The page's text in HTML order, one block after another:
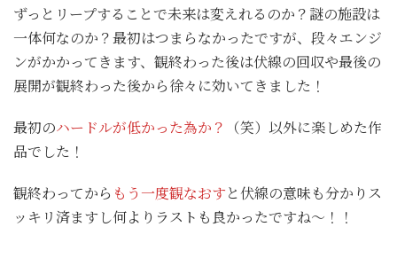
ずっとリープすることで未来は変えれるのか？謎の施設は
一体何なのか？最初はつまらなかったですが、段々エンジ
ンがかかってきます、観終わった後は伏線の回収や最後の
展開が観終わった後から徐々に効いてきました！
最初のハードルが低かった為か？
（笑）以外に楽しめた作
品でした！
観終わってから もう一度観なおすと伏線の意味も分かりス
ッキリ済ますし何よりラストも良かったですね～！！